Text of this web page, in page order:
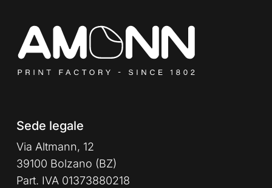
Sede legale
Via Altmann, 12
39100 Bolzano (BZ)
Part. IVA 01373880218